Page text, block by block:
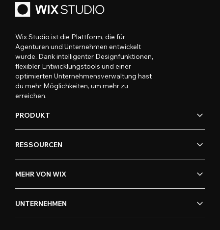
Wix Studio ist die Plattform, die für
Agenturen und Unternehmen entwickelt
wurde. Dank intelligenter Designfunktionen,
flexibler Entwicklungstools und einer
optimierten Unternehmensverwaltung hast
du mehr Möglichkeiten, um mehr zu
erreichen.
PRODUKT
RESSOURCEN
MEHR VON WIX
UNTERNEHMEN